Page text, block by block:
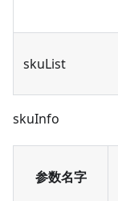
skuList
skuInfo
参数名字